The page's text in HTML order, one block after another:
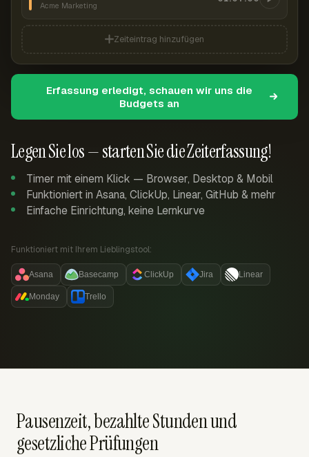
Legen Sie los — starten Sie die Zeiterfassung!
Timer mit einem Klick — Browser, Desktop & Mobil
Funktioniert in Asana, ClickUp, Linear, GitHub & mehr
Einfache Einrichtung, keine Lernkurve
Funktioniert mit Ihrem Lieblingstool:
Asana Basecamp ClickUp Jira Linear
Monday Trello
Acme Marketing
Zeiteintrag hinzufügen
Erfassung erledigt, schauen wir uns die
Budgets an
Pausenzeit, bezahlte Stunden und
gesetzliche Prüfungen